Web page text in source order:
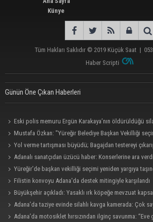
Künye
Tüm Hakları Saklıdır © 2019 Küçük Saat |
Haber Scripti
Günün Öne Çıkan Haberleri
Eski polis memuru Ergün Karakaya’nın öldürüldüğü
görüntüleri ortaya çıktı
Mustafa Özkan: "Yüreğir Belediye Başkan Vekilliği
süreç başlatıldı"
Yol verme tartışması büyüdü; Bagajdan testereyi
yürüdü
Adanalı sanatçıdan üzücü haber: Konserlerine ara verdi
Yüreğir’de başkan vekilliği seçimi yeniden yargıya
Filistin konvoyu Adana'da destek mitingiyle karşılandı
Büyükşehir açıkladı: Yasaklı ırk köpeğe mevzuat
Adana’da taziye evinde silahlı kavga kamerada: Çok
yerine sevk edildi
Adana’da motosiklet hırsızından ilginç savunma: